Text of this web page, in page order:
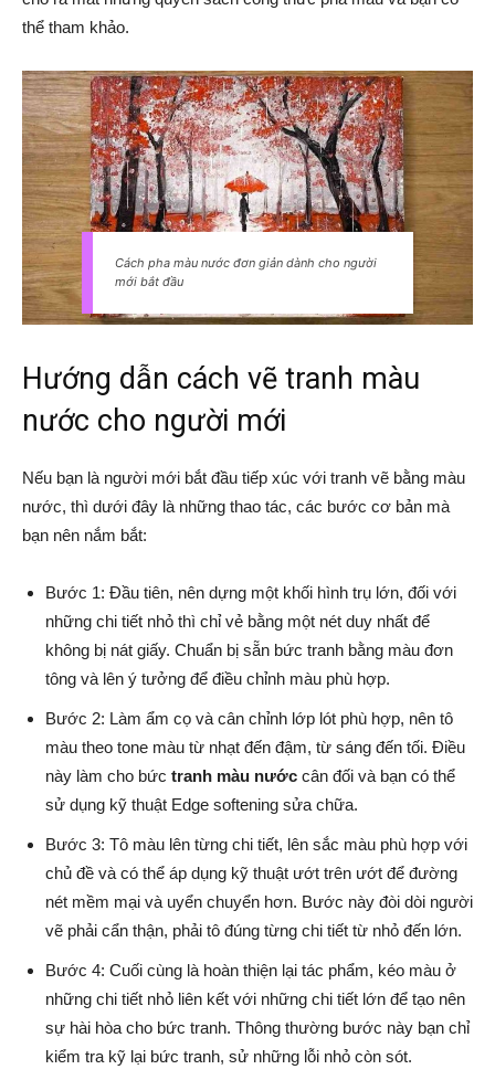
thể tham khảo.
Cách pha màu nước đơn giản dành cho người
mới bắt đầu
Hướng dẫn cách vẽ tranh màu
nước cho người mới
Nếu bạn là người mới bắt đầu tiếp xúc với tranh vẽ bằng màu
nước, thì dưới đây là những thao tác, các bước cơ bản mà
bạn nên nắm bắt:
Bước 1: Đầu tiên, nên dựng một khối hình trụ lớn, đối với
những chi tiết nhỏ thì chỉ vẻ bằng một nét duy nhất để
không bị nát giấy. Chuẩn bị sẵn bức tranh bằng màu đơn
tông và lên ý tưởng để điều chỉnh màu phù hợp.
Bước 2: Làm ẩm cọ và cân chỉnh lớp lót phù hợp, nên tô
màu theo tone màu từ nhạt đến đậm, từ sáng đến tối. Điều
này làm cho bức tranh màu nước cân đối và bạn có thể
sử dụng kỹ thuật Edge softening sửa chữa.
Bước 3: Tô màu lên từng chi tiết, lên sắc màu phù hợp với
chủ đề và có thể áp dụng kỹ thuật ướt trên ướt để đường
nét mềm mại và uyển chuyển hơn. Bước này đòi dòi người
vẽ phải cẩn thận, phải tô đúng từng chi tiết từ nhỏ đến lớn.
Bước 4: Cuối cùng là hoàn thiện lại tác phẩm, kéo màu ở
những chi tiết nhỏ liên kết với những chi tiết lớn để tạo nên
sự hài hòa cho bức tranh. Thông thường bước này bạn chỉ
kiểm tra kỹ lại bức tranh, sử những lỗi nhỏ còn sót.